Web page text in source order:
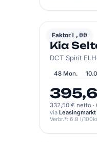
Faktor1,00
KIA
Kia
DCT Spirit
48 Mon.
332,50 € netto ·
via Leasingmarkt
Verbr.*: 6.8 l/